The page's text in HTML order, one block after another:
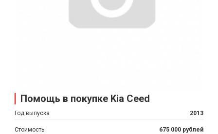
Помощь в покупке Kia Ceed
Год выпуска 2013
Стоимость 675 000 рублей